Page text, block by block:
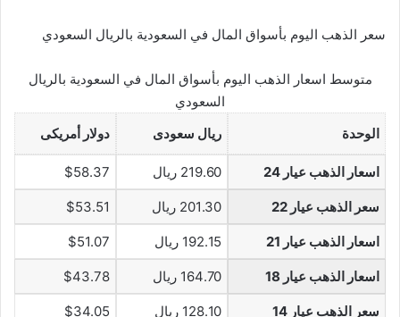
سعر الذهب اليوم بأسواق المال في السعودية بالريال السعودي
متوسط اسعار الذهب اليوم بأسواق المال في السعودية بالريال
السعودي
الوحدة
ريال سعودى دولار أمريكى
اسعار الذهب عيار 24 219.60 ريال $58.37
سعر الذهب عيار 22 201.30 ريال $53.51
اسعار الذهب عيار 21 192.15 ريال $51.07
اسعار الذهب عيار 18 164.70 ريال $43.78
سعر الذهب عيار 14 128.10 ريال $34.05